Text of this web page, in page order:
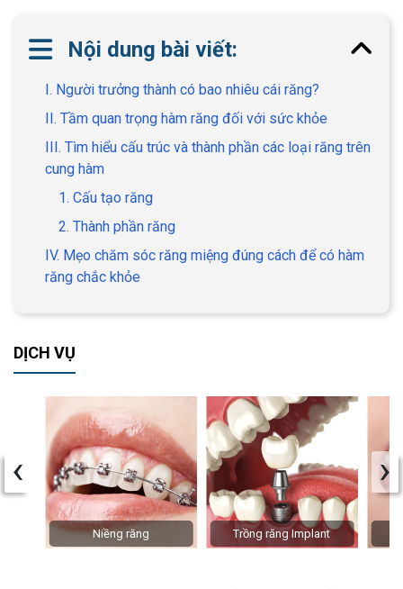
Nội dung bài viết:
I. Người trưởng thành có bao nhiêu cái răng?
II. Tầm quan trọng hàm răng đối với sức khỏe
III. Tìm hiểu cấu trúc và thành phần các loại răng trên
cung hàm
1. Cấu tạo răng
2. Thành phần răng
IV. Mẹo chăm sóc răng miệng đúng cách để có hàm
răng chắc khỏe
DỊCH VỤ
Niềng răng Trồng răng Implant
‹ ›